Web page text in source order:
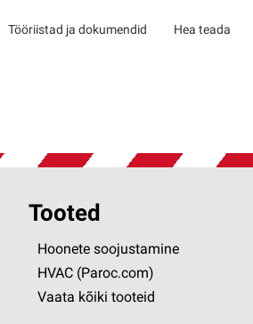
Tööriistad ja dokumendid Hea teada
Tooted
Hoonete soojustamine
HVAC (Paroc.com)
Vaata kõiki tooteid